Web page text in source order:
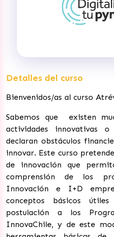
Detalles del curso
Bienvenidos/as al curso
Sabemos que existen
actividades innovativas o
declaran obstáculos
innovar. Este curso
de innovación que
comprensión de los
Innovación e I+D
conceptos básicos
postulación a los
InnovaChile, y de este